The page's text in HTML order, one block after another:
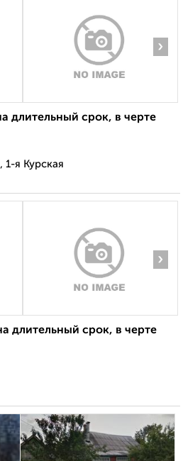
›
длительный срок, в черте
я Курская
›
длительный срок, в черте